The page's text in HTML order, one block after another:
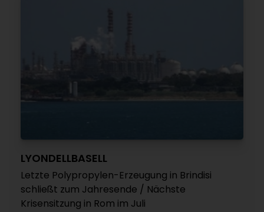
LYONDELLBASELL
Letzte Polypropylen-Erzeugung in Brindisi
schließt zum Jahresende / Nächste
Krisensitzung in Rom im Juli